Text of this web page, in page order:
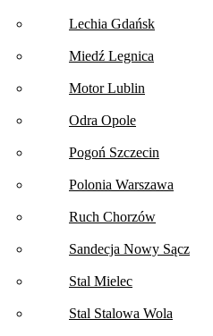
Lechia Gdańsk
Miedź Legnica
Motor Lublin
Odra Opole
Pogoń Szczecin
Polonia Warszawa
Ruch Chorzów
Sandecja Nowy Sącz
Stal Mielec
Stal Stalowa Wola